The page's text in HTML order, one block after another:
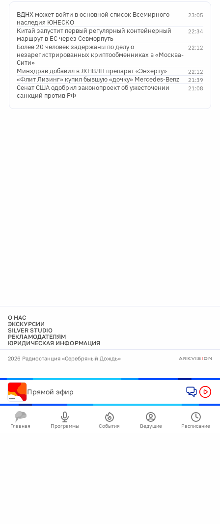
23:05
ВДНХ может войти в основной список Всемирного
наследия ЮНЕСКО
22:34
Китай запустит первый регулярный контейнерный
маршрут в ЕС через Севморпуть
22:12
Более 20 человек задержаны по делу о
незарегистрированных криптообменниках в «Москва-
Сити»
22:12
Минздрав добавил в ЖНВЛП препарат «Энхерту»
21:39
«Флит Лизинг» купил бывшую «дочку» Mercedes-Benz
21:08
Сенат США одобрил законопроект об ужесточении
санкций против РФ
О НАС
ЭКСКУРСИИ
SILVER STUDIO
РЕКЛАМОДАТЕЛЯМ
ЮРИДИЧЕСКАЯ ИНФОРМАЦИЯ
2026 Радиостанция «Серебряный Дождь»
Прямой эфир
Главная Программы События Ведущие Расписание